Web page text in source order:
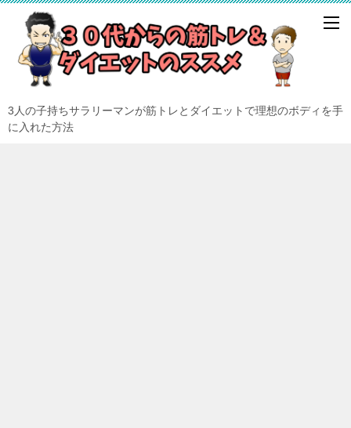
3人の子持ちサラリーマンが筋トレとダイエットで理想のボディを手
に入れた方法